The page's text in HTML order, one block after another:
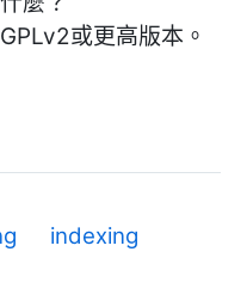
或更高版本。
indexing